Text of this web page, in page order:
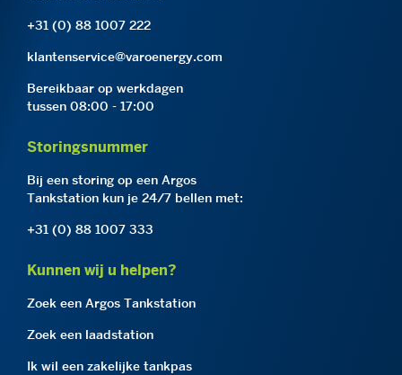
+31 (0) 88 1007 222
klantenservice@varoenergy.com
Bereikbaar op werkdagen
tussen 08:00 - 17:00
Storingsnummer
Bij een storing op een Argos
Tankstation kun je 24/7 bellen met:
+31 (0) 88 1007 333
Kunnen wij u helpen?
Zoek een Argos Tankstation
Zoek een laadstation
Ik wil een zakelijke tankpas